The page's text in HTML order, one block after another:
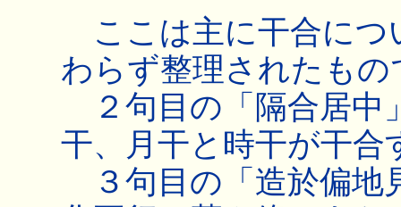
ここは主に干合につ
わらず整理されたも
２句目の「隔合居中
干、月干と時干が干
３句目の「造於偏地